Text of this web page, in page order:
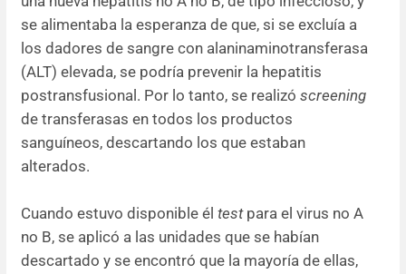
se alimentaba la esperanza de que, si se excluía a
los dadores de sangre con alaninaminotransferasa
(ALT) elevada, se podría prevenir la hepatitis
postransfusional. Por lo tanto, se realizó screening
de transferasas en todos los productos
sanguíneos, descartando los que estaban
alterados.
Cuando estuvo disponible él testpara el virus no A
no B, se aplicó a las unidades que se habían
descartado y se encontró que la mayoría de ellas,